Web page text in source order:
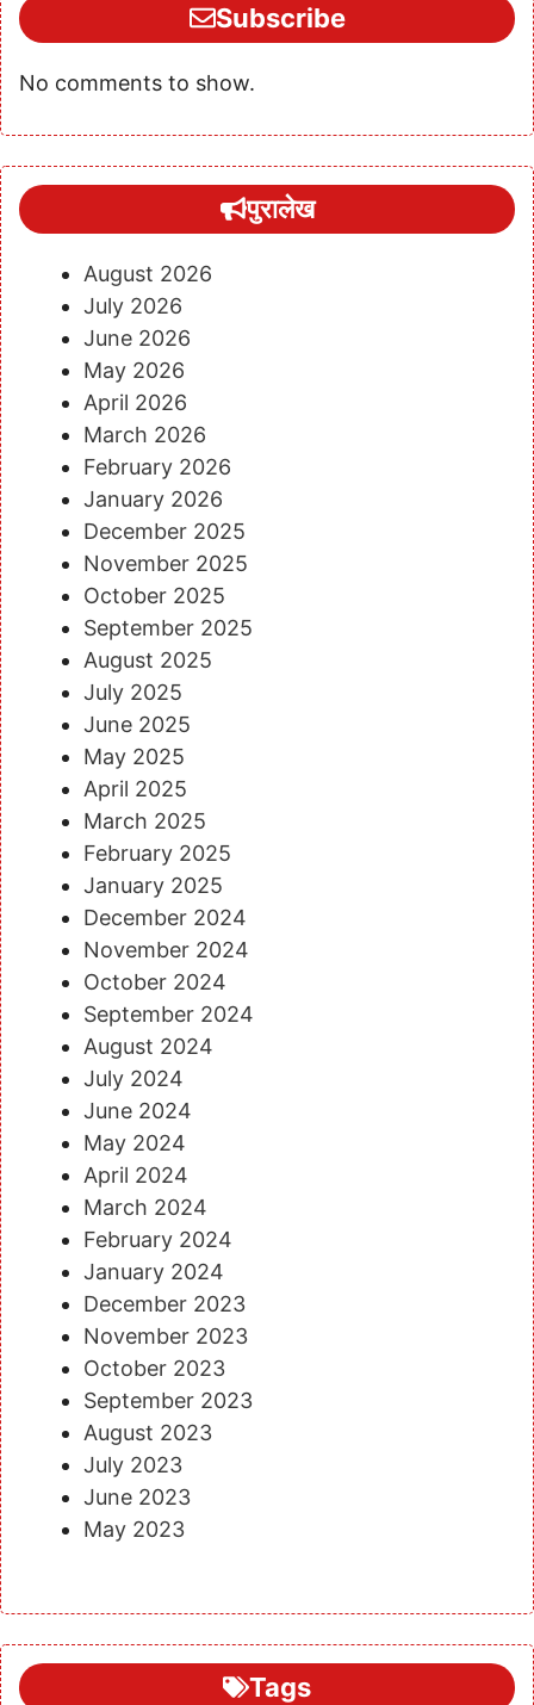
Subscribe
No comments to show.
पुरालेख
August 2026
July 2026
June 2026
May 2026
April 2026
March 2026
February 2026
January 2026
December 2025
November 2025
October 2025
September 2025
August 2025
July 2025
June 2025
May 2025
April 2025
March 2025
February 2025
January 2025
December 2024
November 2024
October 2024
September 2024
August 2024
July 2024
June 2024
May 2024
April 2024
March 2024
February 2024
January 2024
December 2023
November 2023
October 2023
September 2023
August 2023
July 2023
June 2023
May 2023
Tags